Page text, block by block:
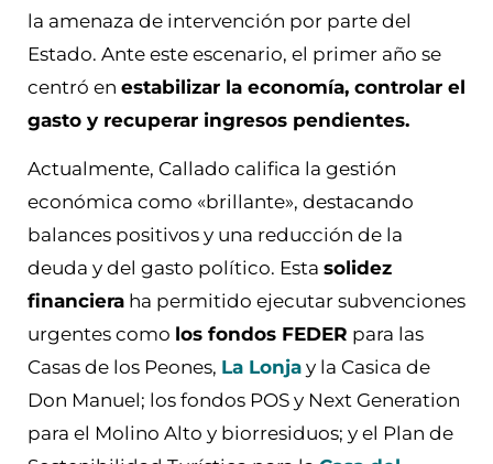
la amenaza de intervención por parte del
Estado. Ante este escenario, el primer año se
centró en estabilizar la economía, controlar el
gasto y recuperar ingresos pendientes.
Actualmente, Callado califica la gestión
económica como «brillante», destacando
balances positivos y una reducción de la
deuda y del gasto político. Esta solidez
financiera ha permitido ejecutar subvenciones
urgentes como los fondos FEDER para las
Casas de los Peones, La Lonja y la Casica de
Don Manuel; los fondos POS y Next Generation
para el Molino Alto y biorresiduos; y el Plan de